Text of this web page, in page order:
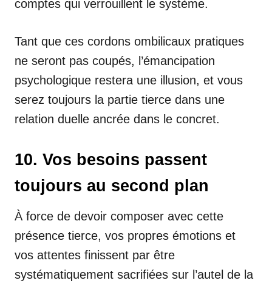
comptes qui verrouillent le système.
Tant que ces cordons ombilicaux pratiques
ne seront pas coupés, l’émancipation
psychologique restera une illusion, et vous
serez toujours la partie tierce dans une
relation duelle ancrée dans le concret.
10. Vos besoins passent
toujours au second plan
À force de devoir composer avec cette
présence tierce, vos propres émotions et
vos attentes finissent par être
systématiquement sacrifiées sur l’autel de la